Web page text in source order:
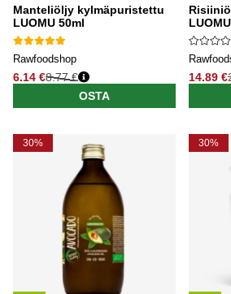
Manteliöljy kylmäpuristettu
LUOMU 50ml
Rawfoodshop
6.14 €
Normaali hinta
8.77 €
OSTA
14.89 €
30% 30%